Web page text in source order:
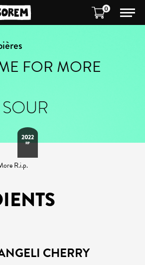
0
FOR MORE
2022
RIP
R.i.p.
CHERRY